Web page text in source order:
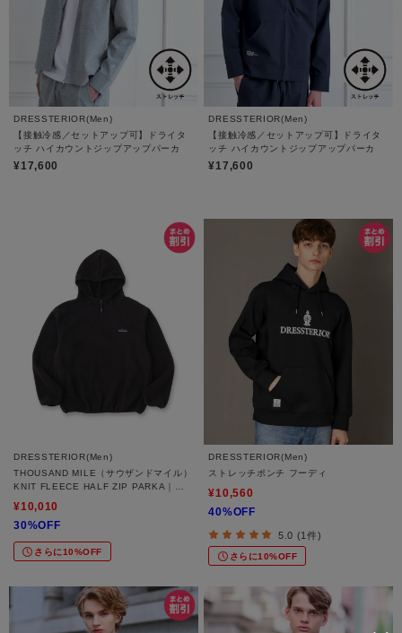
DRESSTERIOR(Men)
【接触冷感／セットアップ可】ドライタ
ッチ ハイカウントジップアップパーカ
¥17,600
DRESSTERIOR(Men)
【接触冷感／セットアップ可】ドライタ
ッチ ハイカウントジップアップパーカ
¥17,600
DRESSTERIOR(Men)
THOUSAND MILE（サウザンドマイル）
KNIT FLEECE HALF ZIP PARKA｜パ
¥10,010
30%OFF
さらに10%OFF
DRESSTERIOR(Men)
ストレッチポンチ フーディ
¥10,560
40%OFF
5.0 (1件)
さらに10%OFF